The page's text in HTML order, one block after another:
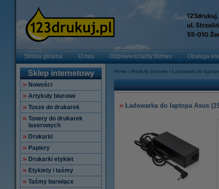
Strona główna O nas Odpowiedzialny biznes Obsługa
Sklep internetowy
Nowości
Artykuły biurowe
Tusze do drukarek
Tonery do drukarek
laserowych
Drukarki
Papiery
Drukarki etykiet
Etykiety i taśmy
Taśmy barwiące
Home Artykuły biurowe Ładowarki do
Ładowarka do laptopa Asus